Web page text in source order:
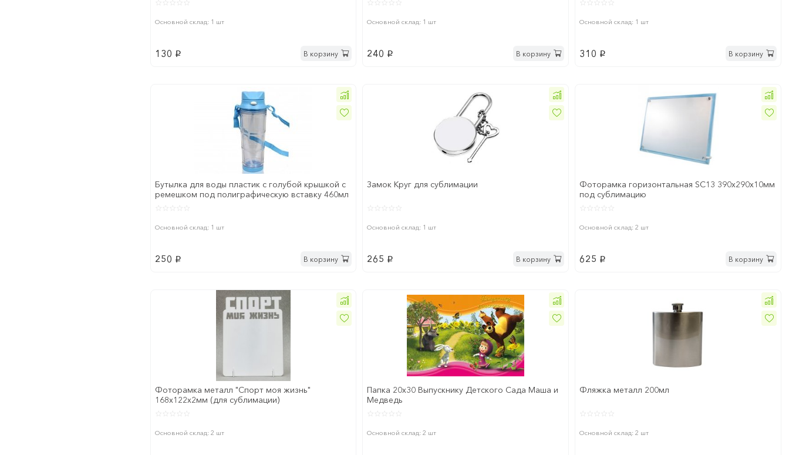
Основной склад: 1 шт
130 p В корзину
Основной склад: 1 шт
240 p В корзину
Основной склад: 1 шт
310 p В корзину
Бутылка для воды пластик с голубой крышкой с
ремешком под полиграфическую вставку 460мл
Основной склад: 1 шт
250 p В корзину
Замок Круг для сублимации
Основной склад: 1 шт
265 p В корзину
Фоторамка горизонтальная SC13 390х290х10мм
под сублимацию
Основной склад: 2 шт
625 p В корзину
Фоторамка металл "Спорт моя жизнь"
168x122х2мм (для сублимации)
Основной склад: 2 шт
Папка 20x30 Выпускнику Детского Сада Маша и
Медведь
Основной склад: 2 шт
Фляжка металл 200мл
Основной склад: 2 шт